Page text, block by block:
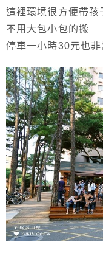
這裡環境很方便帶孩
不用大包小包的搬
停車一小時30元也